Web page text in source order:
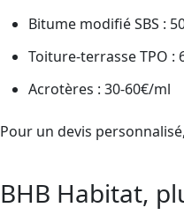
Bitume modifié SBS :
Toiture-terrasse TPO :
Acrotères : 30-60€/ml
Pour un devis
BHB Habitat,